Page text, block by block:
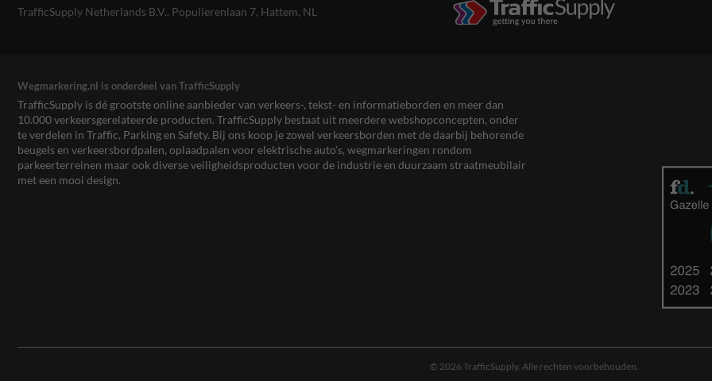
TrafficSupply Netherlands B.V., Populierenlaan 7, Hattem, NL
Wegmarkering.nl is onderdeel van TrafficSupply
TrafficSupply is dé grootste online aanbieder van verkeers-, tekst- en informatieborden en meer dan
10.000 verkeersgerelateerde producten. TrafficSupply bestaat uit meerdere webshopconcepten, onder
te verdelen in Traffic, Parking en Safety. Bij ons koop je zowel verkeersborden met de daarbij behorende
beugels en verkeersbordpalen, oplaadpalen voor elektrische auto’s, wegmarkeringen rondom
parkeerterreinen maar ook diverse veiligheidsproducten voor de industrie en duurzaam straatmeubilair
met een mooi design.
© 2026 TrafficSupply. Alle rechten voorbehouden.